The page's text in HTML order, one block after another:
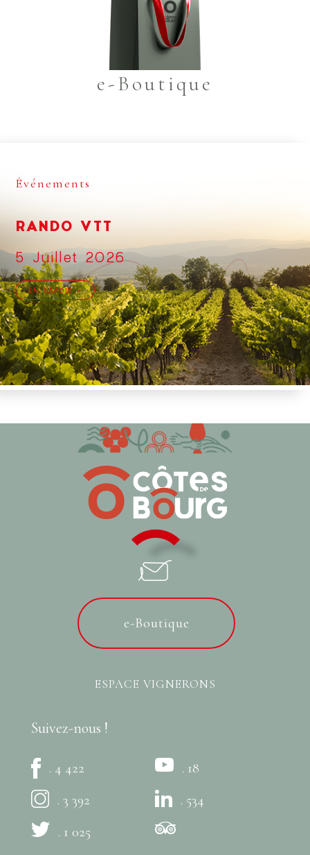
e-Boutique
Événements
RANDO VTT
5 Juillet 2026
EN SAVOIR +
e-Boutique
ESPACE VIGNERONS
Suivez-nous !
. 4 422
. 3 392
. 1 025
. 18
. 534